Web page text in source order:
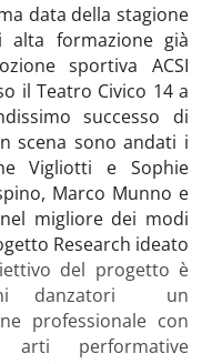
data della stagione
alta formazione già
sportiva ACSI
il Teatro Civico 14 a
successo di
scena sono andati i
Vigliotti e Sophie
Marco Munno e
migliore dei modi
Research ideato
del progetto è
danzatori un
professionale con
performative